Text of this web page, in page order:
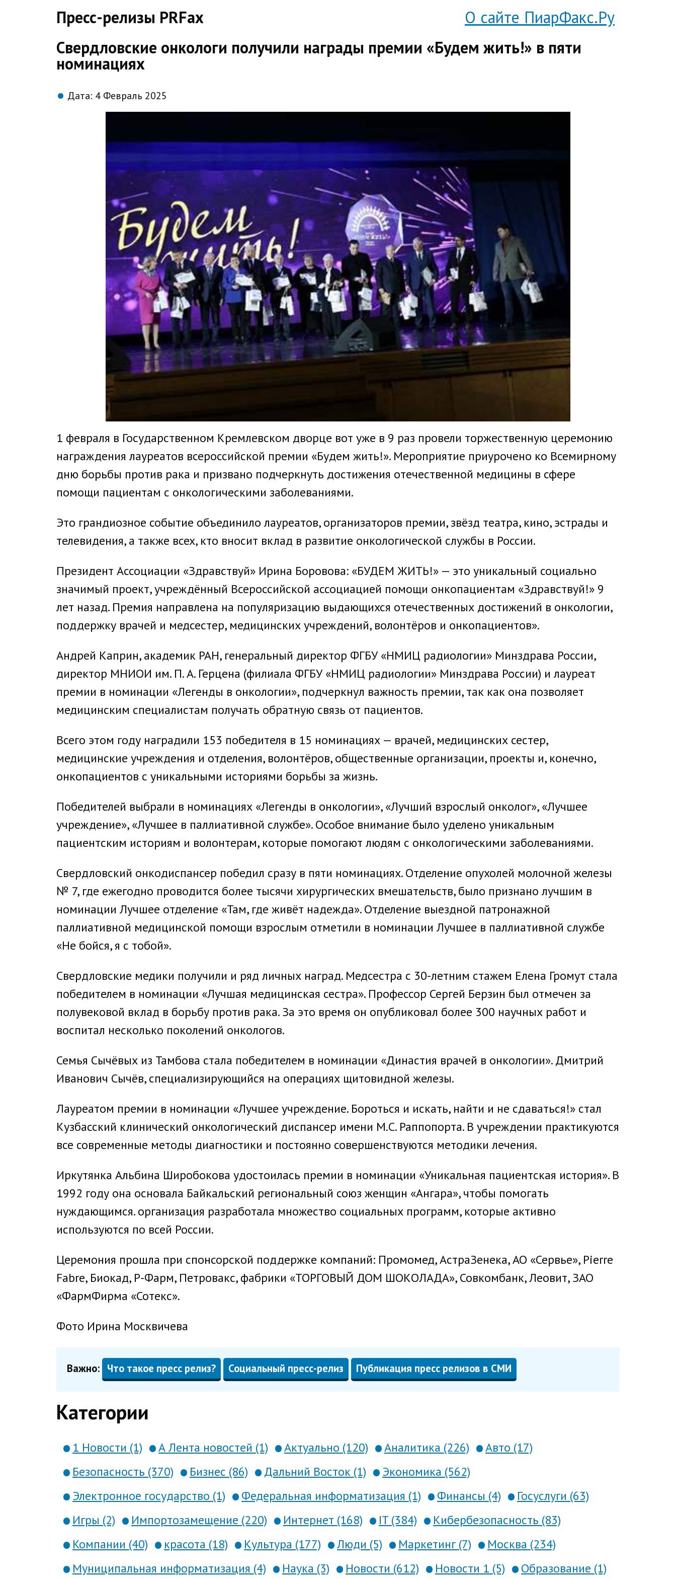
Пресс-релизы PRFax
О сайте ПиарФакс.Ру
Свердловские онкологи получили награды премии «Будем жить!» в пяти
номинациях
Дата: 4 Февраль 2025
1 февраля в Государственном Кремлевском дворце вот уже в 9 раз провели торжественную церемонию
награждения лауреатов всероссийской премии «Будем жить!». Мероприятие приурочено ко Всемирному
дню борьбы против рака и призвано подчеркнуть достижения отечественной медицины в сфере
помощи пациентам с онкологическими заболеваниями.
Это грандиозное событие объединило лауреатов, организаторов премии, звёзд театра, кино, эстрады и
телевидения, а также всех, кто вносит вклад в развитие онкологической службы в России.
Президент Ассоциации «Здравствуй» Ирина Боровова: «БУДЕМ ЖИТЬ!» — это уникальный социально
значимый проект, учреждённый Всероссийской ассоциацией помощи онкопациентам «Здравствуй!» 9
лет назад. Премия направлена на популяризацию выдающихся отечественных достижений в онкологии,
поддержку врачей и медсестер, медицинских учреждений, волонтёров и онкопациентов».
Андрей Каприн, академик РАН, генеральный директор ФГБУ «НМИЦ радиологии» Минздрава России,
директор МНИОИ им. П. А. Герцена (филиала ФГБУ «НМИЦ радиологии» Минздрава России) и лауреат
премии в номинации «Легенды в онкологии», подчеркнул важность премии, так как она позволяет
медицинским специалистам получать обратную связь от пациентов.
Всего этом году наградили 153 победителя в 15 номинациях — врачей, медицинских сестер,
медицинские учреждения и отделения, волонтёров, общественные организации, проекты и, конечно,
онкопациентов с уникальными историями борьбы за жизнь.
Победителей выбрали в номинациях «Легенды в онкологии», «Лучший взрослый онколог», «Лучшее
учреждение», «Лучшее в паллиативной службе». Особое внимание было уделено уникальным
пациентским историям и волонтерам, которые помогают людям с онкологическими заболеваниями.
Свердловский онкодиспансер победил сразу в пяти номинациях. Отделение опухолей молочной железы
№ 7, где ежегодно проводится более тысячи хирургических вмешательств, было признано лучшим в
номинации Лучшее отделение «Там, где живёт надежда». Отделение выездной патронажной
паллиативной медицинской помощи взрослым отметили в номинации Лучшее в паллиативной службе
«Не бойся, я с тобой».
Свердловские медики получили и ряд личных наград. Медсестра с 30-летним стажем Елена Громут стала
победителем в номинации «Лучшая медицинская сестра». Профессор Сергей Берзин был отмечен за
полувековой вклад в борьбу против рака. За это время он опубликовал более 300 научных работ и
воспитал несколько поколений онкологов.
Семья Сычёвых из Тамбова стала победителем в номинации «Династия врачей в онкологии». Дмитрий
Иванович Сычёв, специализирующийся на операциях щитовидной железы.
Лауреатом премии в номинации «Лучшее учреждение. Бороться и искать, найти и не сдаваться!» стал
Кузбасский клинический онкологический диспансер имени М.С. Раппопорта. В учреждении практикуются
все современные методы диагностики и постоянно совершенствуются методики лечения.
Иркутянка Альбина Широбокова удостоилась премии в номинации «Уникальная пациентская история». В
1992 году она основала Байкальский региональный союз женщин «Ангара», чтобы помогать
нуждающимся. организация разработала множество социальных программ, которые активно
используются по всей России.
Церемония прошла при спонсорской поддержке компаний: Промомед, АстраЗенека, АО «Сервье», Pierre
Fabre, Биокад, Р-Фарм, Петровакс, фабрики «ТОРГОВЫЙ ДОМ ШОКОЛАДА», Совкомбанк, Леовит, ЗАО
«ФармФирма «Сотекс».
Фото Ирина Москвичева
Важно: Что такое пресс релиз? Социальный пресс-релиз Публикация пресс релизов в СМИ
Категории
1 Новости (1) А Лента новостей (1) Актуально (120) Аналитика (226)
Авто (17)
Безопасность (370)
Бизнес (86) Дальний Восток (1)
Экономика (562)
Электронное государство (1)
Федеральная информатизация (1) Финансы (4)
Госуслуги (63)
Игры (2)
Импортозамещение (220) Интернет (168) IT (384)
Кибербезопасность (83)
Компании (40)
красота (18) Культура (177) Люди (5) Маркетинг (7)
Москва (234)
Муниципальная информатизация (4)
Наука (3) Новости (612) Новости 1 (5) Образование (1)